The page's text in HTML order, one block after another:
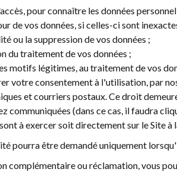
pour connaître les données
de vos données, si celles-ci sont
ou la suppression de vos données ;
du traitement de vos données ;
motifs légitimes, au traitement de vos
votre consentement à l'utilisation, par
et courriers postaux. Ce droit
communiquées (dans ce cas, il faudra
à exercer soit directement sur le Site
pourra être demandé uniquement
complémentaire ou réclamation, vous